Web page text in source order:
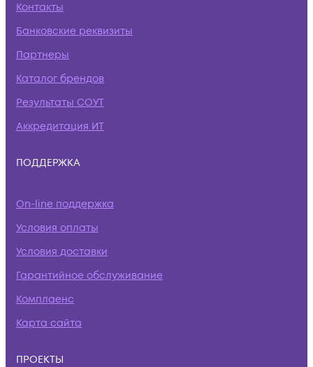
Контакты
Банковские реквизиты
Партнеры
Каталог брендов
Результаты СОУТ
Аккредитация ИТ
ПОДДЕРЖКА
On-line поддержка
Условия оплаты
Условия доставки
Гарантийное обслуживание
Комплаенс
Карта сайта
ПРОЕКТЫ